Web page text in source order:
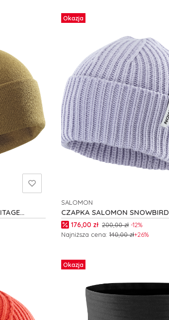
Okazja
CZAPKA SALOMON SNOWBIRD
C26299
PRODUCENT
SALOMON
Cena promocyjna
176,00 zł 200,00 zł -12%
Najniższa cena: 140,00 zł+26%
Okazja